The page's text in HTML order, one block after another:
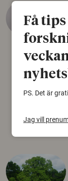
Få
PS. Det är
Jag vill